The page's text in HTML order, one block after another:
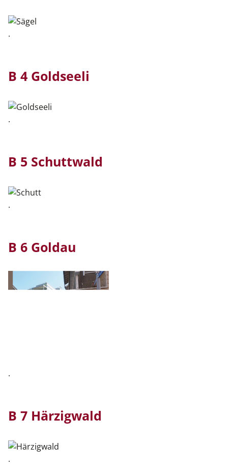
.
B 4 Goldseeli
.
B 5 Schuttwald
.
B 6 Goldau
.
B 7 Härzigwald
.